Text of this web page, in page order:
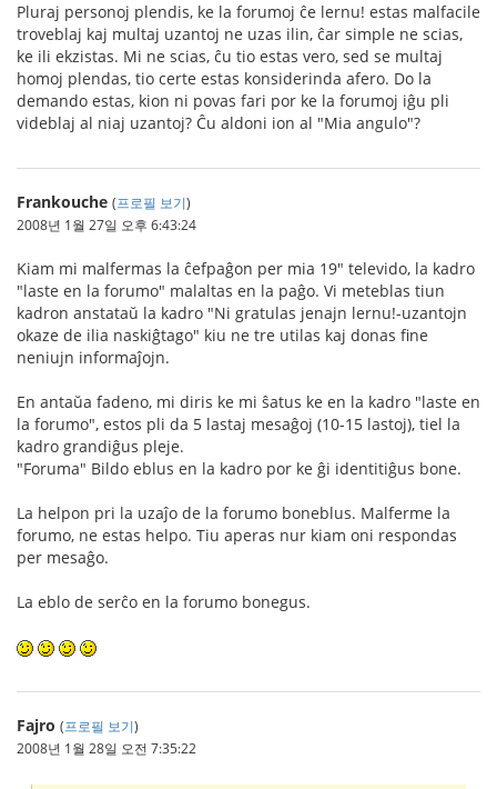
Pluraj personoj plendis, ke la forumoj ĉe lernu! estas malfacile
troveblaj kaj multaj uzantoj ne uzas ilin, ĉar simple ne scias,
ke ili ekzistas. Mi ne scias, ĉu tio estas vero, sed se multaj
homoj plendas, tio certe estas konsiderinda afero. Do la
demando estas, kion ni povas fari por ke la forumoj iĝu pli
videblaj al niaj uzantoj? Ĉu aldoni ion al "Mia angulo"?
Frankouche (프로필 보기)
2008년 1월 27일 오후 6:43:24
Kiam mi malfermas la ĉefpaĝon per mia 19" televido, la kadro
"laste en la forumo" malaltas en la paĝo. Vi meteblas tiun
kadron anstataŭ la kadro "Ni gratulas jenajn lernu!-uzantojn
okaze de ilia naskiĝtago" kiu ne tre utilas kaj donas fine
neniujn informaĵojn.
En antaŭa fadeno, mi diris ke mi ŝatus ke en la kadro "laste en
la forumo", estos pli da 5 lastaj mesaĝoj (10-15 lastoj), tiel la
kadro grandiĝus pleje.
"Foruma" Bildo eblus en la kadro por ke ĝi identitiĝus bone.
La helpon pri la uzaĵo de la forumo boneblus. Malferme la
forumo, ne estas helpo. Tiu aperas nur kiam oni respondas
per mesaĝo.
La eblo de serĉo en la forumo bonegus.
Fajro (프로필 보기)
2008년 1월 28일 오전 7:35:22